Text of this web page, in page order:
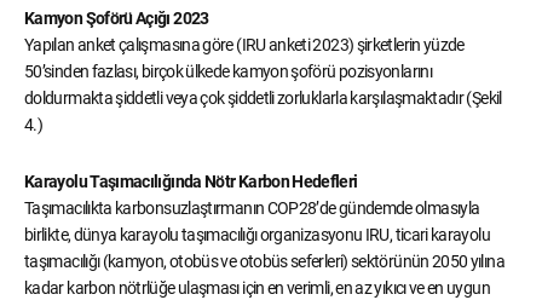
Kamyon Şoförü Açığı 2023
Yapılan anket çalışmasına göre (IRU anketi 2023) şirketlerin yüzde
50’sinden fazlası, birçok ülkede kamyon şoförü pozisyonlarını
doldurmakta şiddetli veya çok şiddetli zorluklarla karşılaşmaktadır (Şekil
4.)
Karayolu Taşımacılığında Nötr Karbon Hedefleri
Taşımacılıkta karbonsuzlaştırmanın COP28’de gündemde olmasıyla
birlikte, dünya karayolu taşımacılığı organizasyonu IRU, ticari karayolu
taşımacılığı (kamyon, otobüs ve otobüs seferleri) sektörünün 2050 yılına
kadar karbon nötrlüğe ulaşması için en verimli, en az yıkıcı ve en uygun